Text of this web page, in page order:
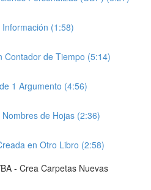
(1:58)
Contador de Tiempo (5:14)
1 Argumento (4:56)
de Hojas (2:36)
en Otro Libro (2:58)
- Crea Carpetas Nuevas